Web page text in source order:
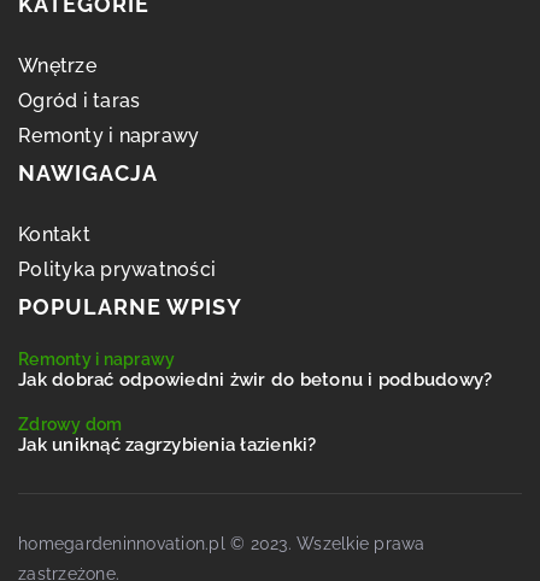
Wnętrze
Ogród i taras
Remonty i naprawy
NAWIGACJA
Kontakt
Polityka prywatności
POPULARNE WPISY
Remonty i naprawy
Jak dobrać odpowiedni żwir do betonu i podbudowy?
Zdrowy dom
Jak uniknąć zagrzybienia łazienki?
homegardeninnovation.pl © 2023. Wszelkie prawa
zastrzeżone.